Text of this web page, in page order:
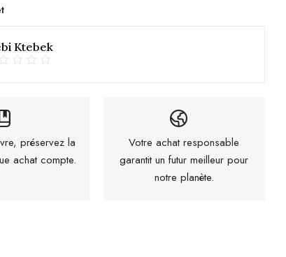
Ktebek
préservez la
achat compte.
Votre achat responsable
garantit un futur meilleur pour
notre planète.